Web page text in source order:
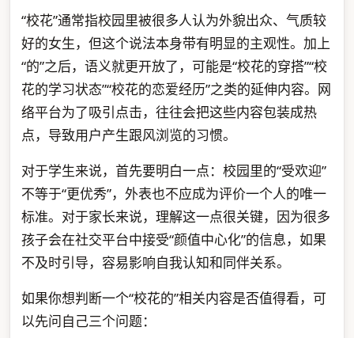
“校花”通常指校园里被很多人认为外貌出众、气质较
好的女生，但这个说法本身带有明显的主观性。加上
“的”之后，语义就更开放了，可能是“校花的穿搭”“校
花的学习状态”“校花的恋爱经历”之类的延伸内容。网
络平台为了吸引点击，往往会把这些内容包装成热
点，导致用户产生跟风浏览的习惯。
对于学生来说，首先要明白一点：校园里的“受欢迎”
不等于“更优秀”，外表也不应成为评价一个人的唯一
标准。对于家长来说，理解这一点很关键，因为很多
孩子会在社交平台中接受“颜值中心化”的信息，如果
不及时引导，容易影响自我认知和同伴关系。
如果你想判断一个“校花的”相关内容是否值得看，可
以先问自己三个问题：